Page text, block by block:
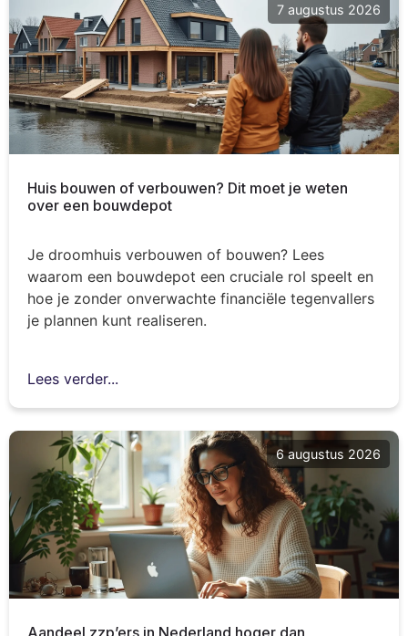
7 augustus 2026
Huis bouwen of verbouwen? Dit moet je weten
over een bouwdepot
Je droomhuis verbouwen of bouwen? Lees
waarom een bouwdepot een cruciale rol speelt en
hoe je zonder onverwachte financiële tegenvallers
je plannen kunt realiseren.
Lees verder...
6 augustus 2026
Aandeel zzp’ers in Nederland hoger dan